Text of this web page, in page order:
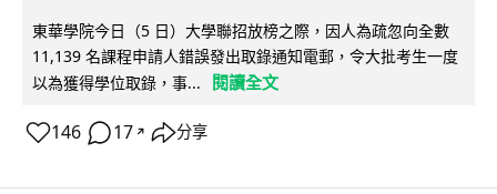
東華學院今日（5 日）大學聯招放榜之際，因人為疏忽向全數
11,139 名課程申請人錯誤發出取錄通知電郵，令大批考生一度
以為獲得學位取錄，事...
閱讀全文
146 17 ↗ 分享